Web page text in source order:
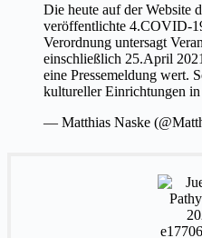
Die heute auf der Website
veröffentlichte 4.COVID-
Verordnung untersagt
einschließlich 25.April
eine Pressemeldung wert.
kultureller Einrichtungen in
— Matthias Naske